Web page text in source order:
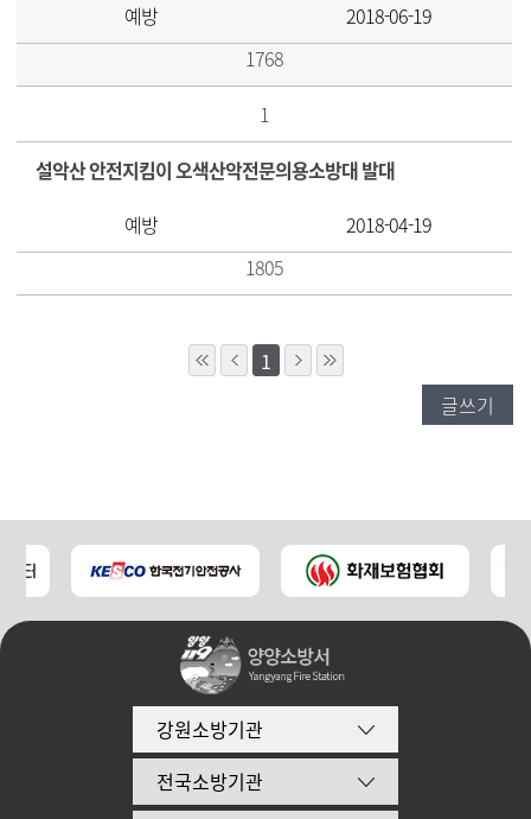
예방
2018-06-19
1768
1
설악산 안전지킴이 오색산악전문의용소방대 발대
예방
2018-04-19
1805
1
글쓰기
강원소방기관
전국소방기관